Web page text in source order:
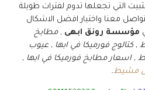
التي تجعلها تدوم لفترات طويلة
معنا واختيار افضل الاشكال
مؤسسة رونق ابهى ,مطابخ
فورميكا في ابها , عيوب
مطابخ فورميكا في ابها ,
مشيط.